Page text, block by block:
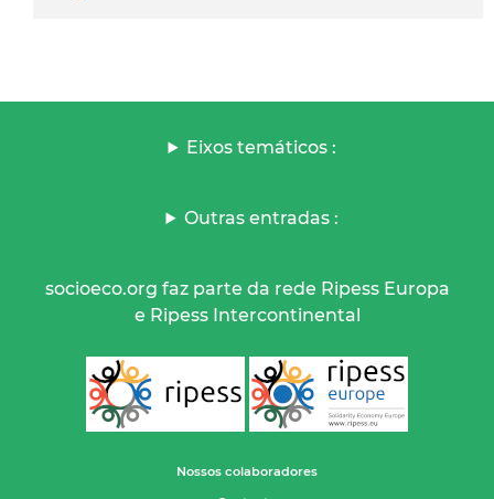
Eixos temáticos :
Outras entradas :
socioeco.org faz parte da rede Ripess Europa
e Ripess Intercontinental
Nossos colaboradores